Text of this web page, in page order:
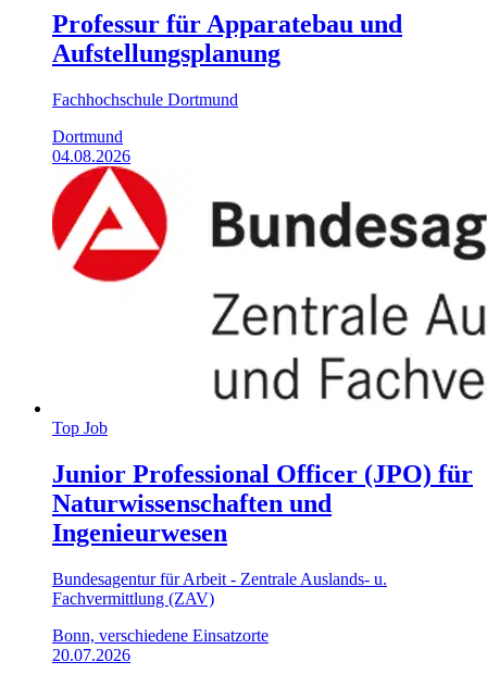
Professur für Apparatebau und
Aufstellungsplanung
Fachhochschule Dortmund
Dortmund
04.08.2026
Top Job
Junior Professional Officer (JPO) für
Naturwissenschaften und
Ingenieurwesen
Bundesagentur für Arbeit - Zentrale Auslands- u.
Fachvermittlung (ZAV)
Bonn, verschiedene Einsatzorte
20.07.2026